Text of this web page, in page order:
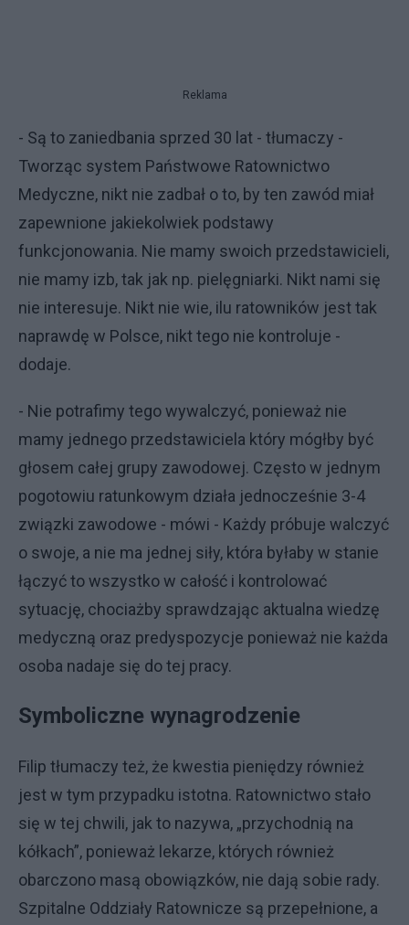
Reklama
- Są to zaniedbania sprzed 30 lat - tłumaczy -
Tworząc system Państwowe Ratownictwo
Medyczne, nikt nie zadbał o to, by ten zawód miał
zapewnione jakiekolwiek podstawy
funkcjonowania. Nie mamy swoich przedstawicieli,
nie mamy izb, tak jak np. pielęgniarki. Nikt nami się
nie interesuje. Nikt nie wie, ilu ratowników jest tak
naprawdę w Polsce, nikt tego nie kontroluje -
dodaje.
- Nie potrafimy tego wywalczyć, ponieważ nie
mamy jednego przedstawiciela który mógłby być
głosem całej grupy zawodowej. Często w jednym
pogotowiu ratunkowym działa jednocześnie 3-4
związki zawodowe - mówi - Każdy próbuje walczyć
o swoje, a nie ma jednej siły, która byłaby w stanie
łączyć to wszystko w całość i kontrolować
sytuację, chociażby sprawdzając aktualna wiedzę
medyczną oraz predyspozycje ponieważ nie każda
osoba nadaje się do tej pracy.
Symboliczne wynagrodzenie
Filip tłumaczy też, że kwestia pieniędzy również
jest w tym przypadku istotna. Ratownictwo stało
się w tej chwili, jak to nazywa, „przychodnią na
kółkach”, ponieważ lekarze, których również
obarczono masą obowiązków, nie dają sobie rady.
Szpitalne Oddziały Ratownicze są przepełnione, a